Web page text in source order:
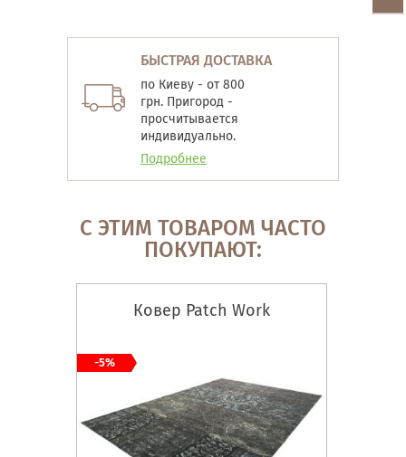
БЫСТРАЯ ДОСТАВКА
по Киеву - от 800
грн. Пригород -
просчитывается
индивидуально.
Подробнее
С ЭТИМ ТОВАРОМ ЧАСТО
ПОКУПАЮТ:
Ковер Patch Work
-5%